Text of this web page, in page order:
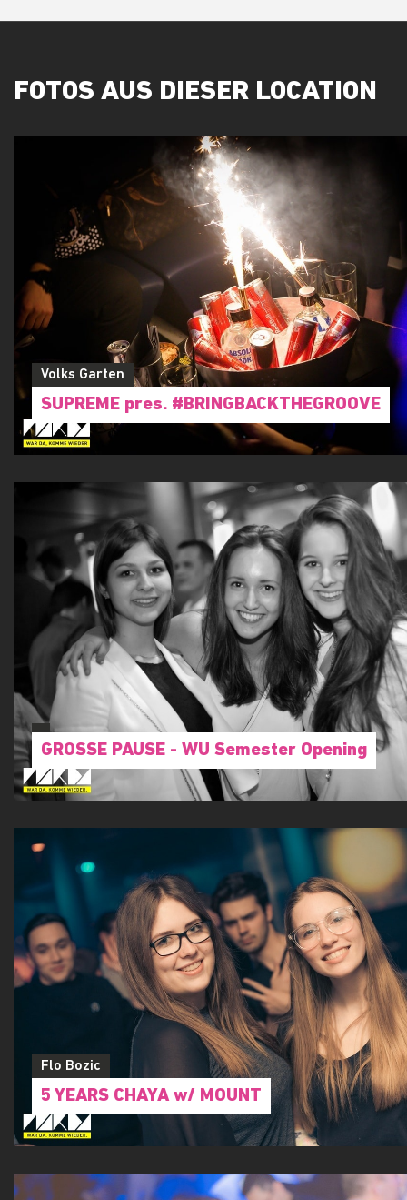
FOTOS AUS DIESER LOCATION
Volks Garten
SUPREME pres. #BRINGBACKTHEGROOVE
GROSSE PAUSE - WU Semester Opening